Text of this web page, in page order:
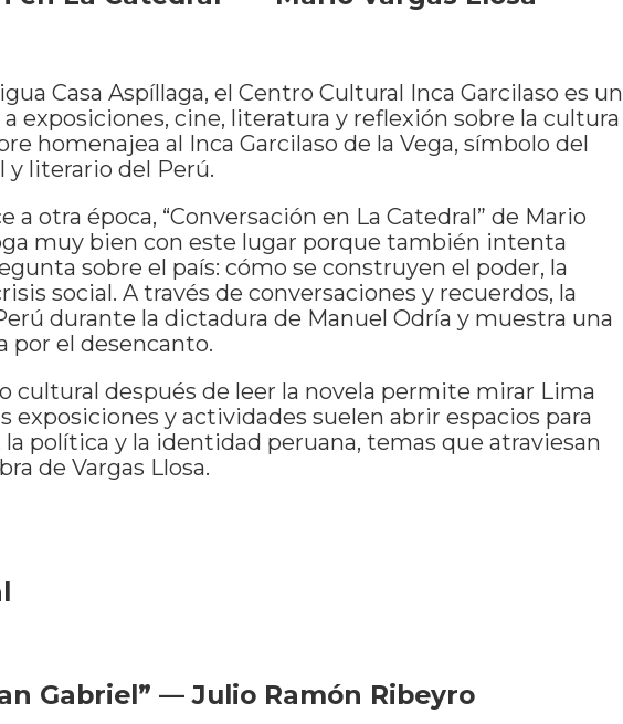
Casa Aspíllaga, el Centro Cultural Inca Garcilaso es un
exposiciones, cine, literatura y reflexión sobre la cultura
homenajea al Inca Garcilaso de la Vega, símbolo del
literario del Perú.
a otra época, “Conversación en La Catedral” de Mario
muy bien con este lugar porque también intenta
sobre el país: cómo se construyen el poder, la
social. A través de conversaciones y recuerdos, la
durante la dictadura de Manuel Odría y muestra una
por el desencanto.
cultural después de leer la novela permite mirar Lima
exposiciones y actividades suelen abrir espacios para
la política y la identidad peruana, temas que atraviesan
de Vargas Llosa.
Gabriel” — Julio Ramón Ribeyro